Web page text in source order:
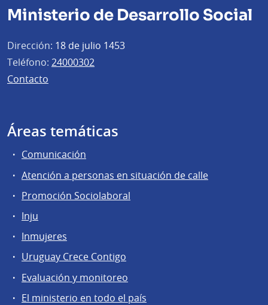
Ministerio de Desarrollo Social
Dirección: 18 de julio 1453
Teléfono: 24000302
Contacto
Áreas temáticas
Comunicación
Atención a personas en situación de calle
Promoción Sociolaboral
Inju
Inmujeres
Uruguay Crece Contigo
Evaluación y monitoreo
El ministerio en todo el país